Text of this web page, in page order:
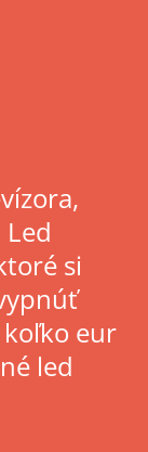
Led
si
eur
led